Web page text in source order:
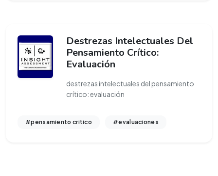
Destrezas Intelectuales Del
Pensamiento Crítico:
Evaluación
destrezas intelectuales del pensamiento
crítico: evaluación
#pensamiento critico #evaluaciones